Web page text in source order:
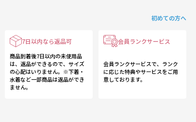
初めての方へ
7日以内なら返品可
商品到着後7日以内の未使用品
は、返品ができるので、サイズ
の心配はいりません。※下着・
水着など一部商品は返品ができ
ません。
会員ランクサービス
会員ランクサービスで、ランク
に応じた特典やサービスをご用
意しております。